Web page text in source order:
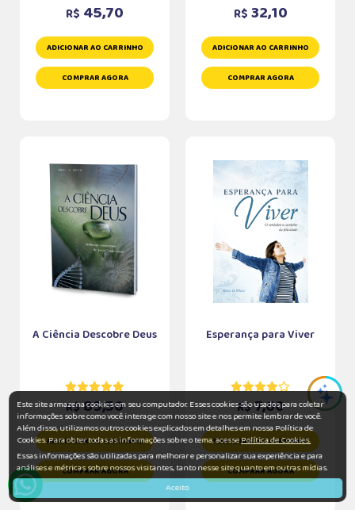
R$ 45,70
ADICIONAR AO CARRINHO
COMPRAR AGORA
R$ 32,10
ADICIONAR AO CARRINHO
COMPRAR AGORA
A Ciência Descobre Deus
R$89,50
ADICIONAR AO CARRINHO
COMPRAR AGORA
Esperança para Viver
R$7,60
ADICIONAR AO CARRINHO
COMPRAR AGORA
Este site armazena cookies em seu computador. Esses cookies são usados para coletar
informações sobre como você interage com nosso site e nos permite lembrar de você.
Além disso, utilizamos outros cookies explicados em detalhes em nossa Política de
Cookies. Para obter todas as informações sobre o tema, acessePolítica de Cookies.
Essas informações são utilizadas para melhorar e personalizar sua experiência e para
análises e métricas sobre nossos visitantes, tanto nesse site quanto em outras mídias.
Aceito